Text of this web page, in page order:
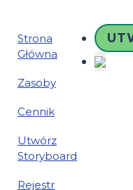
Strona
Główna
Zasoby
Cennik
Utwórz
Storyboard
Rejestr